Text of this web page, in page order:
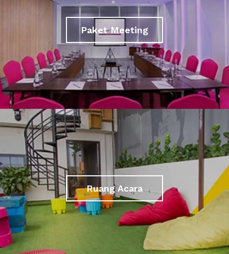
Paket Meeting
Ruang Acara